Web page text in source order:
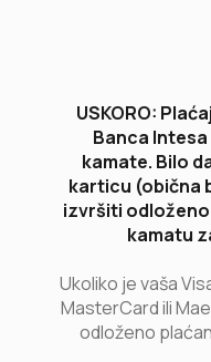
USKORO:
Banca
kamate. Bilo
karticu (obična
izvršiti
kamatu
Ukoliko je vaša
MasterCard ili
odloženo